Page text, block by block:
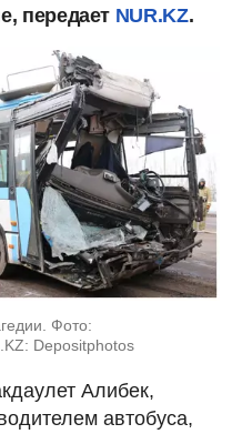
передает NUR.KZ.
Фото:
Depositphotos
Алибек,
автобуса,